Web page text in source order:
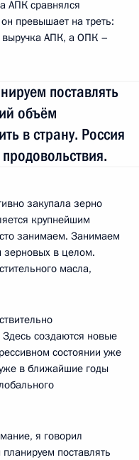
АПК сравнялся
превышает на треть:
выручка АПК, а ОПК –
поставлять
объём
в страну. Россия
закупала зерно
крупнейшим
занимаем. Занимаем
зерновых в целом.
масла,
создаются новые
состоянии уже
в ближайшие годы
я говорил
поставлять